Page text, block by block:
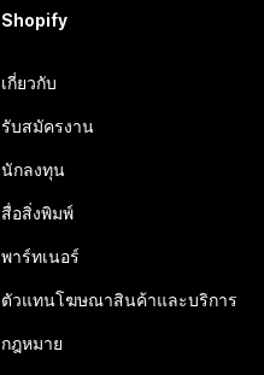
Shopify
เกี่ยวกับ
รับสมัครงาน
นักลงทุน
สื่อสิ่งพิมพ์
พาร์ทเนอร์
ตัวแทนโฆษณาสินค้าและบริการ
กฎหมาย